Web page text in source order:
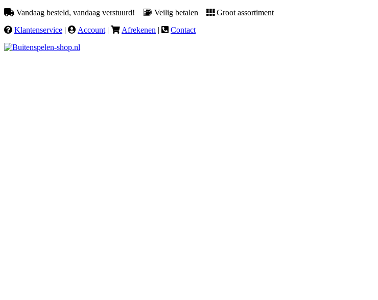
Vandaag besteld, vandaag verstuurd! Veilig betalen
Groot assortiment
Klantenservice | Account | Afrekenen | Contact